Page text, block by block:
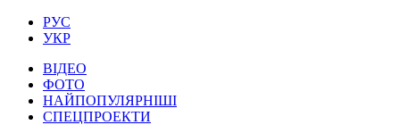
РУС
УКР
ВІДЕО
ФОТО
НАЙПОПУЛЯРНІШІ
СПЕЦПРОЕКТИ